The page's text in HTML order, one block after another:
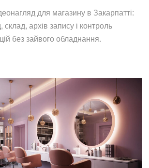
для магазину в Закарпатті:
склад, архів запису і контроль
без зайвого обладнання.